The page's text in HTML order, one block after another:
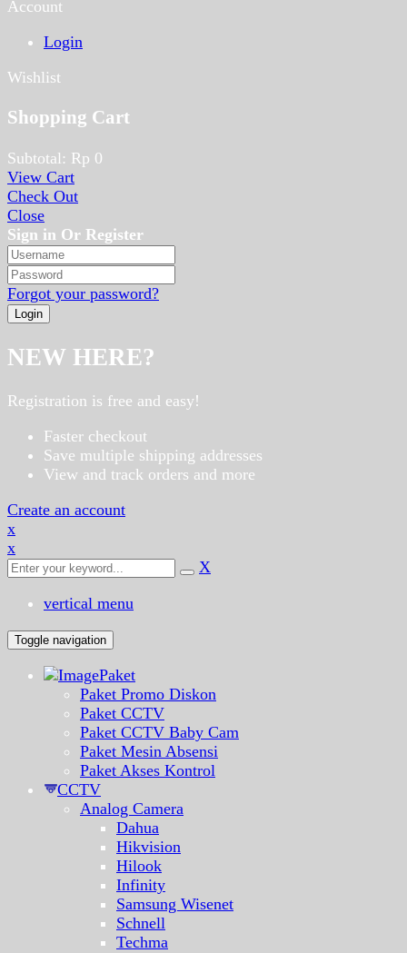
Account
Login
Wishlist
Shopping Cart
Subtotal: Rp 0
View Cart
Check Out
Close
Sign in Or Register
Forgot your password?
NEW HERE?
Registration is free and easy!
Faster checkout
Save multiple shipping addresses
View and track orders and more
Create an account
x
x
X
vertical menu
Toggle navigation
Paket
Paket Promo Diskon
Paket CCTV
Paket CCTV Baby Cam
Paket Mesin Absensi
Paket Akses Kontrol
CCTV
Analog Camera
Dahua
Hikvision
Hilook
Infinity
Samsung Wisenet
Schnell
Techma